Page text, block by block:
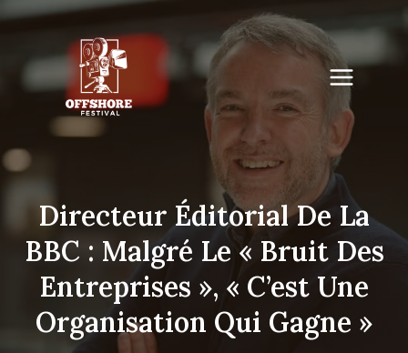
Skip
content
Directeur Éditorial De La
BBC : Malgré Le « Bruit Des
Entreprises », « C’est Une
Organisation Qui Gagne »